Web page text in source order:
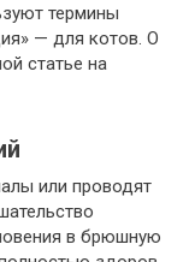
термины
— для котов. О
статье на
или проводят
в брюшную